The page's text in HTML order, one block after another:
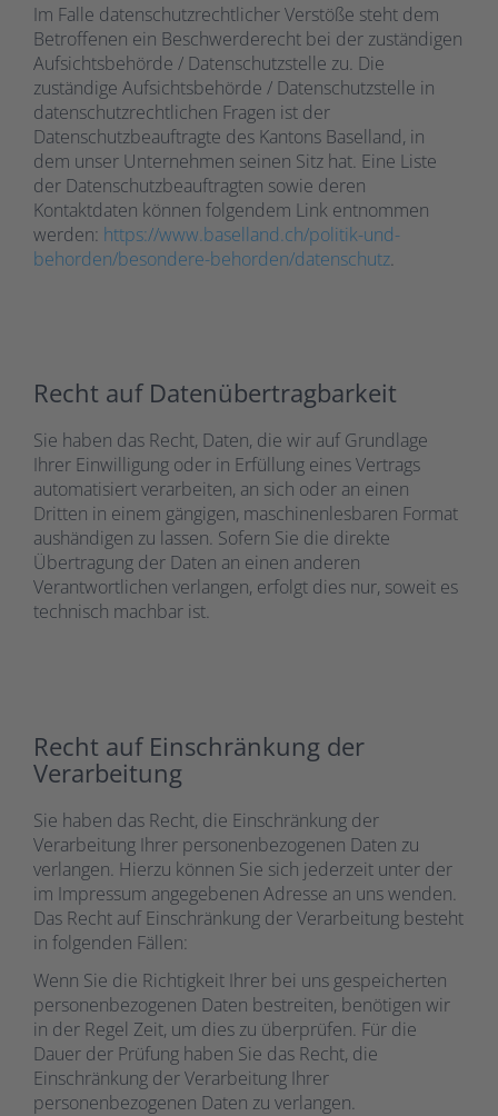
Im Falle datenschutzrechtlicher Verstöße steht dem
Betroffenen ein Beschwerderecht bei der zuständigen
Aufsichtsbehörde / Datenschutzstelle zu. Die
zuständige Aufsichtsbehörde / Datenschutzstelle in
datenschutzrechtlichen Fragen ist der
Datenschutzbeauftragte des Kantons Baselland, in
dem unser Unternehmen seinen Sitz hat. Eine Liste
der Datenschutzbeauftragten sowie deren
Kontaktdaten können folgendem Link entnommen
werden: https://www.baselland.ch/politik-und-
behorden/besondere-behorden/datenschutz.
Recht auf Datenübertragbarkeit
Sie haben das Recht, Daten, die wir auf Grundlage
Ihrer Einwilligung oder in Erfüllung eines Vertrags
automatisiert verarbeiten, an sich oder an einen
Dritten in einem gängigen, maschinenlesbaren Format
aushändigen zu lassen. Sofern Sie die direkte
Übertragung der Daten an einen anderen
Verantwortlichen verlangen, erfolgt dies nur, soweit es
technisch machbar ist.
Recht auf Einschränkung der
Verarbeitung
Sie haben das Recht, die Einschränkung der
Verarbeitung Ihrer personenbezogenen Daten zu
verlangen. Hierzu können Sie sich jederzeit unter der
im Impressum angegebenen Adresse an uns wenden.
Das Recht auf Einschränkung der Verarbeitung besteht
in folgenden Fällen:
Wenn Sie die Richtigkeit Ihrer bei uns gespeicherten
personenbezogenen Daten bestreiten, benötigen wir
in der Regel Zeit, um dies zu überprüfen. Für die
Dauer der Prüfung haben Sie das Recht, die
Einschränkung der Verarbeitung Ihrer
personenbezogenen Daten zu verlangen.